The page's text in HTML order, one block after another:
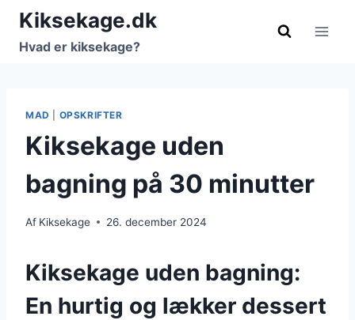
Fortsæt
indhold
Kiksekage.dk
Hvad er kiksekage?
MAD OPSKRIFTER
Kiksekage uden
bagning på 30 minutter
Af Kiksekage 26. december 2024
Kiksekage uden bagning:
En hurtig og lækker dessert